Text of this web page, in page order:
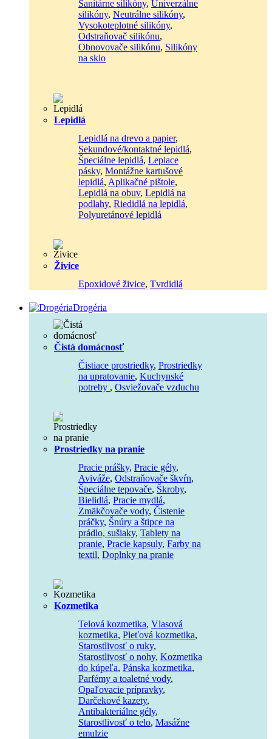
Sanitárne silikóny, Univerzálne
silikóny, Neutrálne silikóny,
Vysokoteplotné silikóny,
Odstraňovač silikónu,
Obnovovače silikónu, Silikóny
na sklo
Lepidlá
Lepidlá na drevo a papier,
Sekundové/kontaktné lepidlá,
Špeciálne lepidlá, Lepiace
pásky, Montážne kartušové
lepidlá, Aplikačné pištole,
Lepidlá na obuv, Lepidlá na
podlahy, Riedidlá na lepidlá,
Polyuretánové lepidlá
Živice
Epoxidové živice, Tvrdidlá
Drogéria
Čistá domácnosť
Čistiace prostriedky, Prostriedky
na upratovanie, Kuchynské
potreby , Osviežovače vzduchu
Prostriedky na pranie
Pracie prášky, Pracie gély,
Aviváže, Odstraňovače škvŕn,
Špeciálne tepovače, Škroby,
Bielidlá, Pracie mydlá,
Zmäkčovače vody, Čistenie
práčky, Šnúry a štipce na
prádlo, sušiaky, Tablety na
pranie, Pracie kapsuly, Farby na
textil, Doplnky na pranie
Kozmetika
Telová kozmetika, Vlasová
kozmetika, Pleťová kozmetika,
Starostlivosť o ruky,
Starostlivosť o nohy, Kozmetika
do kúpeľa, Pánska kozmetika,
Parfémy a toaletné vody,
Opaľovacie prípravky,
Darčekové kazety,
Antibakteriálne gély,
Starostlivosť o telo, Masážne
emulzie